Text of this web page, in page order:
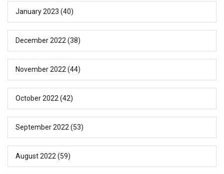
January 2023 (40)
December 2022 (38)
November 2022 (44)
October 2022 (42)
September 2022 (53)
August 2022 (59)